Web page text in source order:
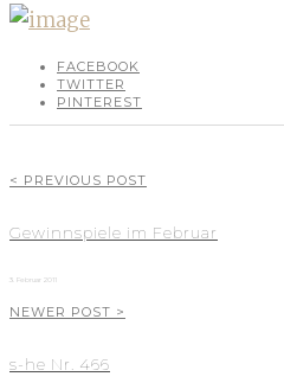
FACEBOOK
TWITTER
PINTEREST
< PREVIOUS POST
Gewinnspiele im Februar
3. Februar 2011
NEWER POST >
s-he Nr. 466